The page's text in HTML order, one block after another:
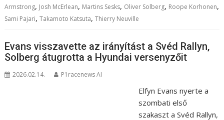
Armstrong, Josh McErlean, Martins Sesks, Oliver Solberg, Roope Korhonen,
Sami Pajari,Takamoto Katsuta,Thierry Neuville
Evans visszavette az irányítást a Svéd Rallyn,
Solberg átugrotta a Hyundai versenyzőit
2026.02.14. P1racenews AI
Elfyn Evans nyerte a
szombati első
szakaszt a Svéd Rallyn,